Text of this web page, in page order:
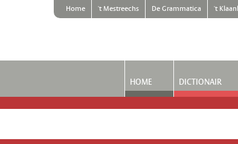
Home 't Mestreechs De Grammatica 't
HOME DICTIONAIR